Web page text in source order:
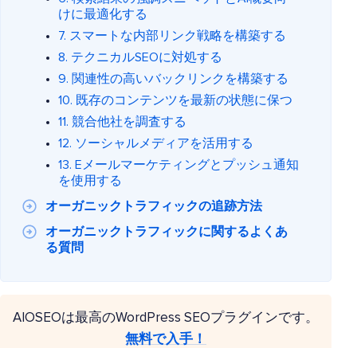
けに最適化する
7. スマートな内部リンク戦略を構築する
8. テクニカルSEOに対処する
9. 関連性の高いバックリンクを構築する
10. 既存のコンテンツを最新の状態に保つ
11. 競合他社を調査する
12. ソーシャルメディアを活用する
13. Eメールマーケティングとプッシュ通知
を使用する
オーガニックトラフィックの追跡方法
オーガニックトラフィックに関するよくあ
る質問
AIOSEOは最高のWordPress SEOプラグインです。
無料で入手！